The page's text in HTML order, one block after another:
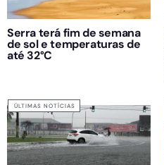
Serra terá fim de semana
de sol e temperaturas de
até 32°C
ÚLTIMAS NOTÍCIAS